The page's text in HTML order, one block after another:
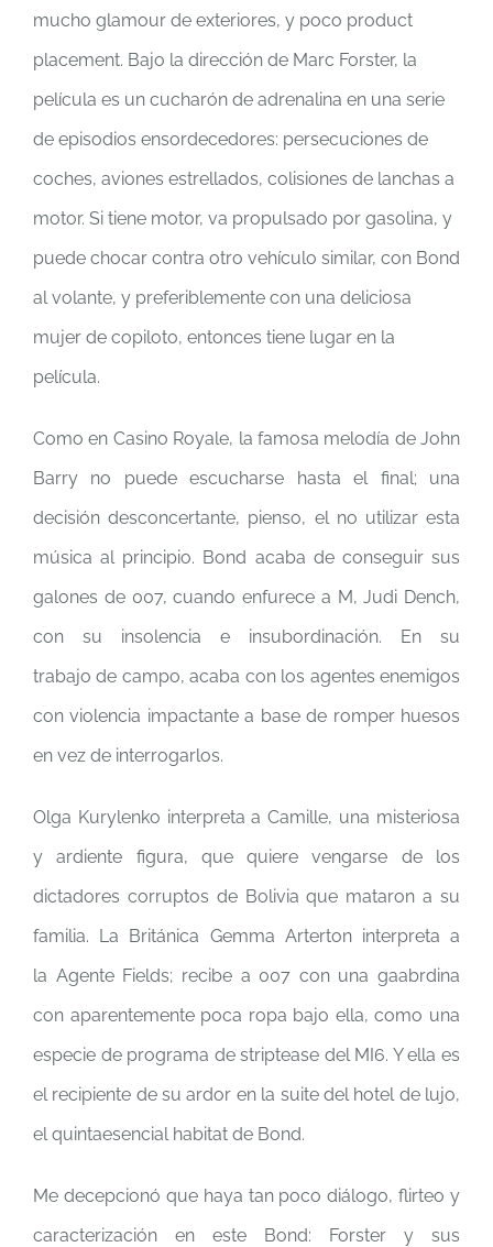
mucho glamour de exteriores, y poco product
placement. Bajo la dirección de Marc Forster, la
película es un cucharón de adrenalina en una serie
de episodios ensordecedores: persecuciones de
coches, aviones estrellados, colisiones de lanchas a
motor. Si tiene motor, va propulsado por gasolina, y
puede chocar contra otro vehículo similar, con Bond
al volante, y preferiblemente con una deliciosa
mujer de copiloto, entonces tiene lugar en la
película.
Como en Casino Royale, la famosa melodía de John
Barry no puede escucharse hasta el final; una
decisión desconcertante, pienso, el no utilizar esta
música al principio. Bond acaba de conseguir sus
galones de 007, cuando enfurece a M, Judi Dench,
con su insolencia e insubordinación. En su
trabajo de campo, acaba con los agentes enemigos
con violencia impactante a base de romper huesos
en vez de interrogarlos.
Olga Kurylenko interpreta a Camille, una misteriosa
y ardiente figura, que quiere vengarse de los
dictadores corruptos de Bolivia que mataron a su
familia. La Británica Gemma Arterton interpreta a
la Agente Fields; recibe a 007 con una gaabrdina
con aparentemente poca ropa bajo ella, como una
especie de programa de striptease del MI6. Y ella es
el recipiente de su ardor en la suite del hotel de lujo,
el quintaesencial habitat de Bond.
Me decepcionó que haya tan poco diálogo, flirteo y
caracterización en este Bond: Forster y sus